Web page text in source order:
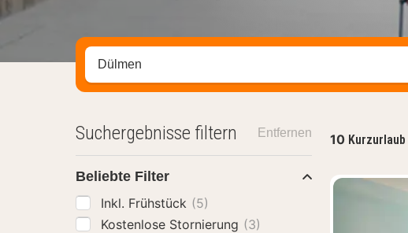
Stadt, Region oder Hotel suchen
10
Suchergebnisse filtern Entfernen
Beliebte Filter
Inkl. Frühstück (5)
Kostenlose Stornierung (3)